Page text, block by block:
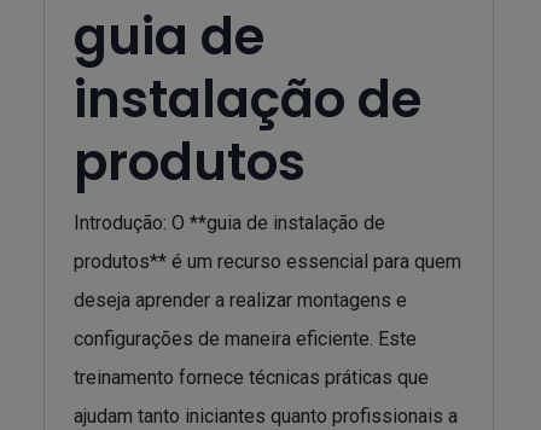
guia de
instalação de
produtos
Introdução: O **guia de instalação de
produtos** é um recurso essencial para quem
deseja aprender a realizar montagens e
configurações de maneira eficiente. Este
treinamento fornece técnicas práticas que
ajudam tanto iniciantes quanto profissionais a